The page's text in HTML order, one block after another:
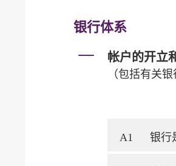
银行体系
帐户的开立
（包括有关
A1 银行